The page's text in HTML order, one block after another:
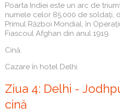
Poarta Indiei este un arc de
numele celor 85.000 de soldați,
Primul Război Mondial, în
Fiascoul Afghan din anul 1919.
Cină.
Cazare în hotel Delhi.
Ziua 4: Delhi -
cină